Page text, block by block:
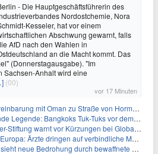
- Die Hauptgeschäftsführerin des
Nordostchemie, Nora
Kesseler, hat vor einem
Abschwung gewarnt, falls
AfD nach den Wahlen in
an die Macht kommt. Das
(Donnerstagausgabe). "Im
Sachsen-Anhalt wird eine
(00)
vor 17 Minuten
mit Oman zu Straße von Hormus fast fertig
Legende: Bangkoks Tuk-Tuks vor dem Aus?
warnt vor Kürzungen bei Globaler Gesundheit
Ärzte dringen auf verbindliche Maßnahmen
neue Bedrohung durch bewaffnete Drohnen